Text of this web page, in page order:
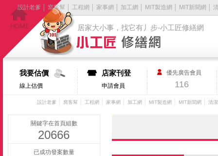
居家大小事，找它有丿步-小工匠修繕網
設計老爹 窩客幫 工程網 家事網 加工網 MIT製造網 MIT新聞網
我要估價
線上估價
店家刊登
申請會員
優先廣告會員
116
設計老爹 窩客幫 工程網 家事網 加工網 MIT製造網 MIT新聞網 清
關鍵字在首頁組數
20666
已成功發案數量